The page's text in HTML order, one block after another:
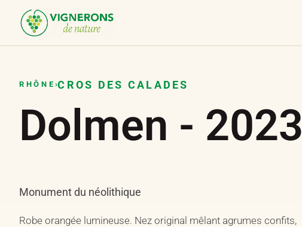
RHÔNE›CROS DES CALADES
Dolmen - 2023
Monument du néolithique
Robe orangée lumineuse. Nez original mêlant agrumes confits,
Panneau de gestion des cookies